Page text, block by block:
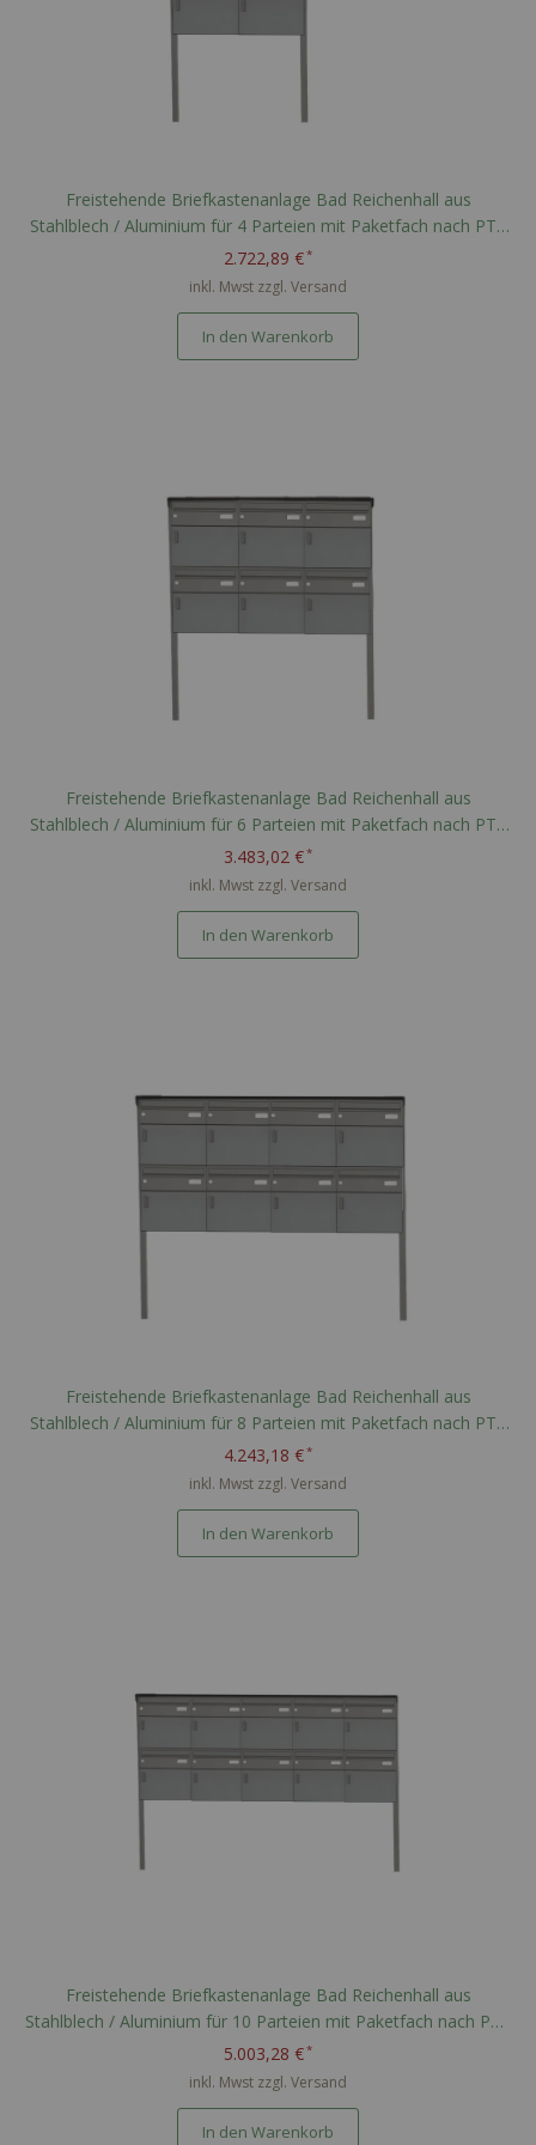
Freistehende Briefkastenanlage Bad Reichenhall aus
Stahlblech / Aluminium für 4 Parteien mit Paketfach nach PTT
Norm - RAL nach Wahl
2.722,89 €
inkl. Mwst zzgl. Versand
In den Warenkorb
Freistehende Briefkastenanlage Bad Reichenhall aus
Stahlblech / Aluminium für 6 Parteien mit Paketfach nach PTT
Norm - RAL nach Wahl
3.483,02 €
inkl. Mwst zzgl. Versand
In den Warenkorb
Freistehende Briefkastenanlage Bad Reichenhall aus
Stahlblech / Aluminium für 8 Parteien mit Paketfach nach PTT
Norm - RAL nach Wahl
4.243,18 €
inkl. Mwst zzgl. Versand
In den Warenkorb
Freistehende Briefkastenanlage Bad Reichenhall aus
Stahlblech / Aluminium für 10 Parteien mit Paketfach nach PTT
Norm - RAL nach Wahl
5.003,28 €
inkl. Mwst zzgl. Versand
In den Warenkorb